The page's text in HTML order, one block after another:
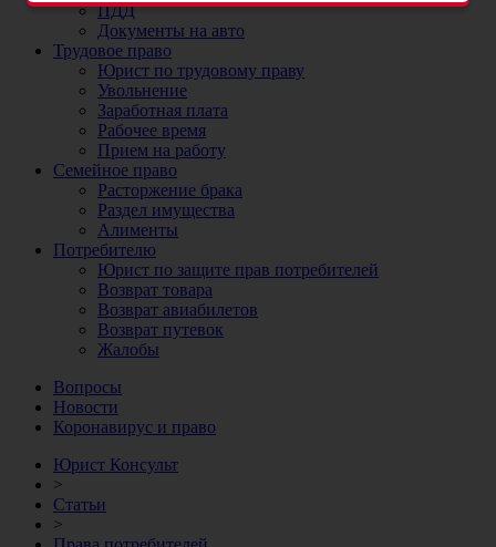
ПДД
Документы на авто
Трудовое право
Юрист по трудовому праву
Увольнение
Заработная плата
Рабочее время
Прием на работу
Семейное право
Расторжение брака
Раздел имущества
Алименты
Потребителю
Юрист по защите прав потребителей
Возврат товара
Возврат авиабилетов
Возврат путевок
Жалобы
Вопросы
Новости
Коронавирус и право
Юрист Консульт
>
Статьи
>